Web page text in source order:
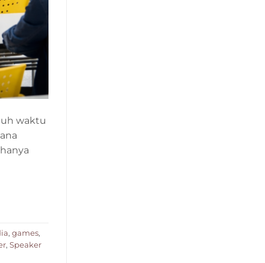
waktu
, games,
, Speaker